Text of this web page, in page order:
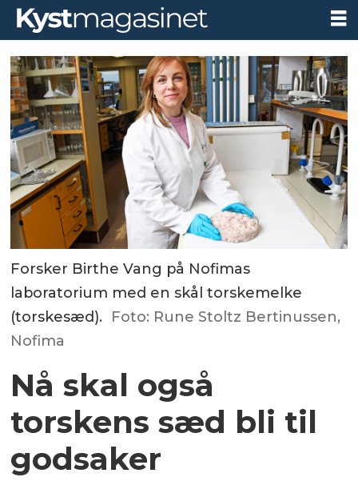
Forsker Birthe Vang på Nofimas
laboratorium med en skål torskemelke
(torskesæd). Foto: Rune Stoltz Bertinussen,
Nofima
Nå skal også
torskens sæd bli til
godsaker